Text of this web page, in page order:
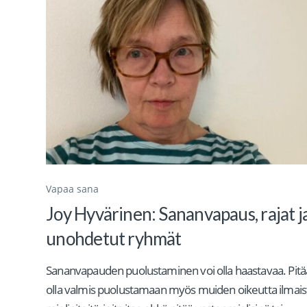
Vapaa sana
Joy Hyvärinen: Sananvapaus, rajat
unohdetut ryhmät
Sananvapauden puolustaminen voi olla haastavaa.
olla valmis puolustamaan myös muiden oikeutta